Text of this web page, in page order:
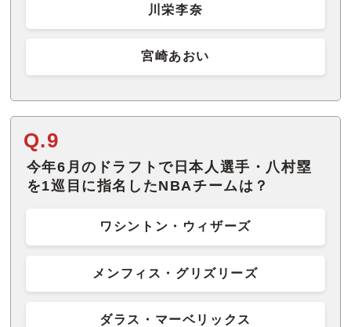
川栄李奈
宮崎あおい
Q.9
今年6月のドラフトで日本人選手・八村塁
を1巡目に指名したNBAチームは？
ワシントン・ウィザーズ
メンフィス・グリズリーズ
ダラス・マーベリックス